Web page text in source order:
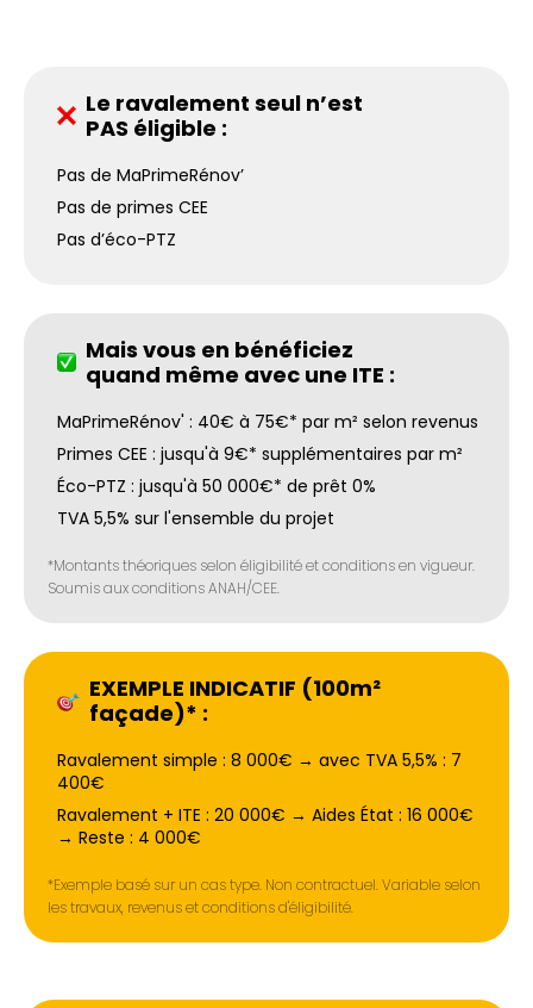
Le ravalement seul n’est
PAS éligible :
Pas de MaPrimeRénov’
Pas de primes CEE
Pas d’éco-PTZ
Mais vous en bénéficiez
quand même avec une ITE :
MaPrimeRénov' : 40€ à 75€* par m² selon revenus
Primes CEE : jusqu'à 9€* supplémentaires par m²
Éco-PTZ : jusqu'à 50 000€* de prêt 0%
TVA 5,5% sur l'ensemble du projet
*Montants théoriques selon éligibilité et conditions en vigueur.
Soumis aux conditions ANAH/CEE.
EXEMPLE INDICATIF (100m²
façade)* :
Ravalement simple : 8 000€ → avec TVA 5,5% : 7
400€
Ravalement + ITE : 20 000€ → Aides État : 16 000€
→ Reste : 4 000€
*Exemple basé sur un cas type. Non contractuel. Variable selon
les travaux, revenus et conditions d'éligibilité.